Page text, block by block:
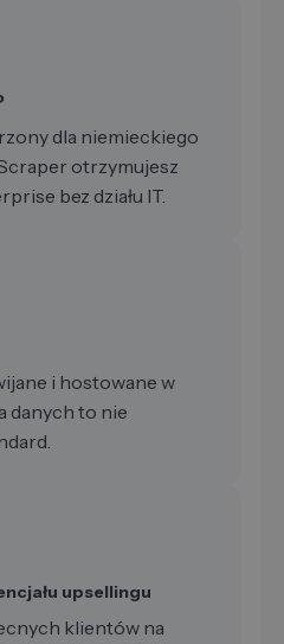
dla niemieckiego
otrzymujesz
bez działu IT.
i hostowane w
danych to nie
upsellingu
klientów na